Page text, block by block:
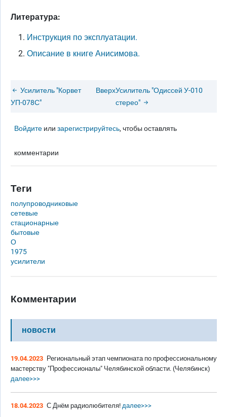
Литература:
Инструкция по эксплуатации.
Описание в книге Анисимова.
Усилитель "Корвет
УП-078С"
ВверхУсилитель "Одиссей У-010
стерео"
Войдите илизарегистрируйтесь, чтобы оставлять
комментарии
Теги
полупроводниковые
сетевые
стационарные
бытовые
О
1975
усилители
Комментарии
новости
19.04.2023 Региональный этап чемпионата по профессиональному
мастерству "Профессионалы" Челябинской области. (Челябинск)
далее>>>
18.04.2023 С Днём радиолюбителя! далее>>>